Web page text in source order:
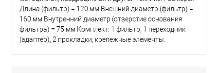
Длина (фильтр) = 120 мм Внешний диаметр (фильтр) =
160 мм Внутренний диаметр (отверстие основания
фильтра) = 75 мм Комплект: 1 фильтр, 1 переходник
(адаптер), 2 прокладки, крепежные элементы.